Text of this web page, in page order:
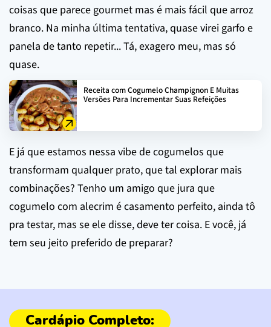
coisas que parece gourmet mas é mais fácil que arroz
branco. Na minha última tentativa, quase virei garfo e
panela de tanto repetir... Tá, exagero meu, mas só
quase.
Receita com Cogumelo Champignon E Muitas
Versões Para Incrementar Suas Refeições
E já que estamos nessa vibe de cogumelos que
transformam qualquer prato, que tal explorar mais
combinações? Tenho um amigo que jura que
cogumelo com alecrim é casamento perfeito, ainda tô
pra testar, mas se ele disse, deve ter coisa. E você, já
tem seu jeito preferido de preparar?